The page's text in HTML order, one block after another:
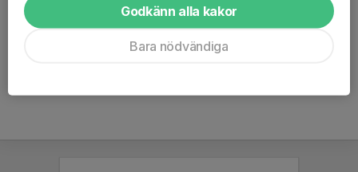
Titel
Tränare
Godkänn alla kakor
Bara nödvändiga